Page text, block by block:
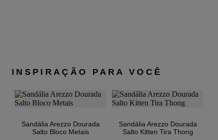
INSPIRAÇÃO PARA VOCÊ
Sandália Arezzo Dourada
Salto Bloco Metais
Sandália Arezzo Dourada
Salto Kitten Tira Thong